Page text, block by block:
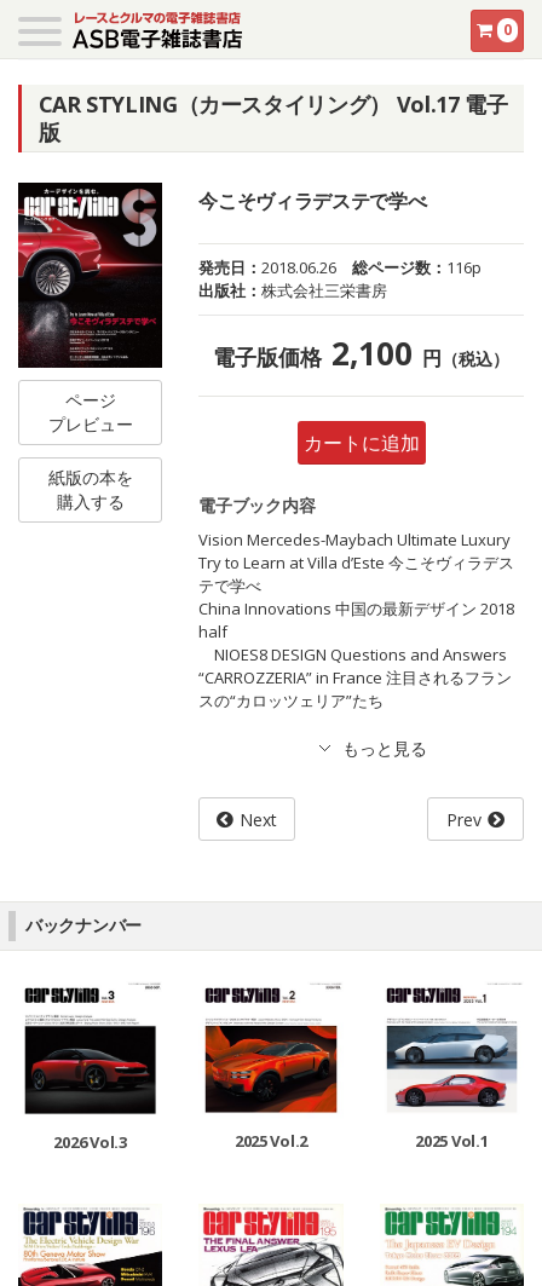
0
CAR STYLING（カースタイリング） Vol.17 電子
版
ページ
プレビュー
紙版の本を
購入する
今こそヴィラデステで学べ
発売日：2018.06.26 総ページ数： 116p
出版社：株式会社三栄書房
電子版価格 2,100 円 （税込）
カートに追加
電子ブック内容
Vision Mercedes-Maybach Ultimate Luxury
Try to Learn at Villa d’Este 今こそヴィラデス
テで学べ
China Innovations 中国の最新デザイン 2018
half
NIOES8 DESIGN Questions and Answers
“CARROZZERIA” in France 注目されるフラン
スの“カロッツェリア”たち
Next Prev
バックナンバー
2026 Vol.3 2025 Vol.2 2025 Vol.1